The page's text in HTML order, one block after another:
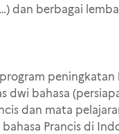
dan berbagai
dwi bahasa
dan mata
Prancis di